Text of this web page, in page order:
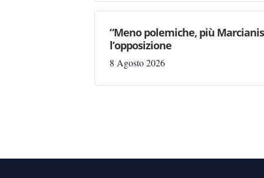
“Meno polemiche, più
l’opposizione
8 Agosto 2026